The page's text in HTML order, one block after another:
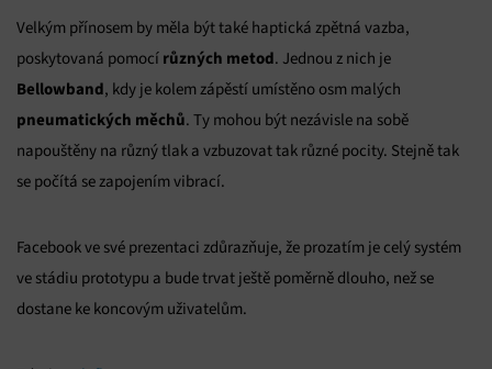
Velkým přínosem by měla být také haptická zpětná vazba,
poskytovaná pomocí různých metod. Jednou z nich je
Bellowband, kdy je kolem zápěstí umístěno osm malých
pneumatických měchů. Ty mohou být nezávisle na sobě
napouštěny na různý tlak a vzbuzovat tak různé pocity. Stejně tak
se počítá se zapojením vibrací.
Facebook ve své prezentaci zdůrazňuje, že prozatím je celý systém
ve stádiu prototypu a bude trvat ještě poměrně dlouho, než se
dostane ke koncovým uživatelům.